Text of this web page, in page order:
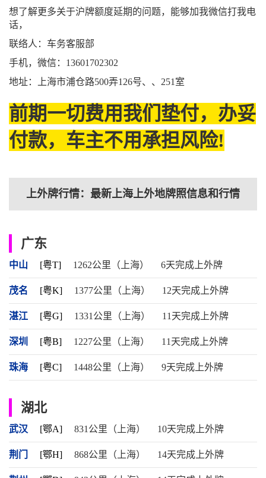
想了解更多关于沪牌额度延期的问题，能够加我微信打我电
话，
联络人：车务客服部
手机，微信：13601702302
地址：上海市浦仓路500弄126号、、251室
前期一切费用我们垫付，办妥
付款，车主不用承担风险!
上外牌行情：最新上海上外地牌照信息和行情
广东
中山 [粤T] 1262公里（上海） 6天完成上外牌
茂名 [粤K] 1377公里（上海） 12天完成上外牌
湛江 [粤G] 1331公里（上海） 11天完成上外牌
深圳 [粤B] 1227公里（上海） 11天完成上外牌
珠海 [粤C] 1448公里（上海） 9天完成上外牌
湖北
武汉 [鄂A] 831公里（上海） 10天完成上外牌
荆门 [鄂H] 868公里（上海） 14天完成上外牌